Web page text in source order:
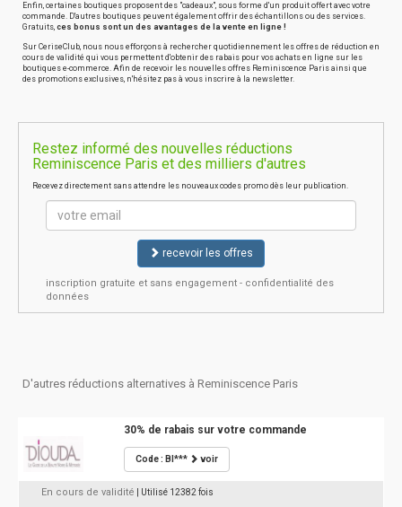
Enfin, certaines boutiques proposent des "cadeaux", sous forme d'un produit offert avec votre
commande. D'autres boutiques peuvent également offrir des échantillons ou des services.
Gratuits, ces bonus sont un des avantages de la vente en ligne !
Sur CeriseClub, nous nous efforçons à rechercher quotidiennement les offres de réduction en
cours de validité qui vous permettent d'obtenir des rabais pour vos achats en ligne sur les
boutiques e-commerce. Afin de recevoir les nouvelles offres Reminiscence Paris ainsi que
des promotions exclusives, n'hésitez pas à vous inscrire à la newsletter.
Restez informé des nouvelles réductions
Reminiscence Paris et des milliers d'autres
Recevez directement sans attendre les nouveaux codes promo dès leur publication.
recevoir les offres
inscription gratuite et sans engagement - confidentialité des
données
D'autres réductions alternatives à Reminiscence Paris
30% de rabais sur votre commande
Code : BI*** voir
En cours de validité | Utilisé 12382 fois